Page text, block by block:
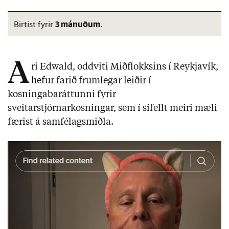
Birtist fyrir 3 mánuðum.
Ari Edwald, oddviti Miðflokksins í Reykjavík,
hefur farið frumlegar leiðir í
kosningabaráttunni fyrir
sveitarstjórnarkosningar, sem í sífellt meiri mæli
færist á samfélagsmiðla.